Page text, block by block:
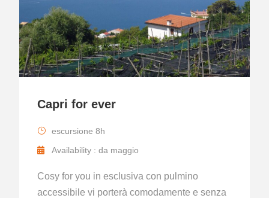
Capri for ever
escursione 8h
Availability : da maggio
Cosy for you in esclusiva con pulmino
accessibile vi porterà comodamente e senza